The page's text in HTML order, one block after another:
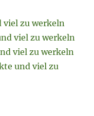
viel zu werkeln
viel zu werkeln
viel zu werkeln
und viel zu